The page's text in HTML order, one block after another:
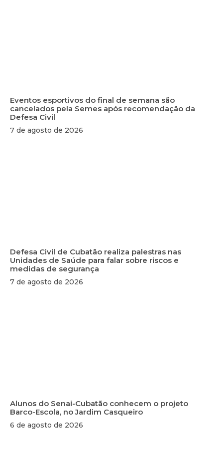
Eventos esportivos do final de semana são
cancelados pela Semes após recomendação da
Defesa Civil
7 de agosto de 2026
Defesa Civil de Cubatão realiza palestras nas
Unidades de Saúde para falar sobre riscos e
medidas de segurança
7 de agosto de 2026
Alunos do Senai-Cubatão conhecem o projeto
Barco-Escola, no Jardim Casqueiro
6 de agosto de 2026